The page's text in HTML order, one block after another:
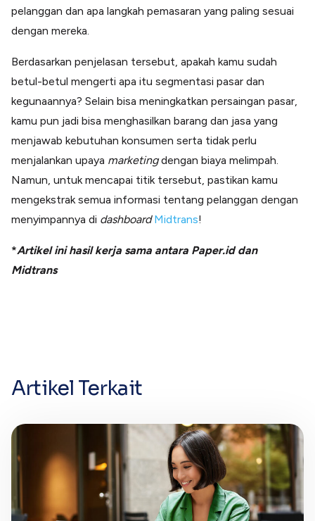
pelanggan dan apa langkah pemasaran yang paling sesuai
dengan mereka.
Berdasarkan penjelasan tersebut, apakah kamu sudah
betul-betul mengerti apa itu segmentasi pasar dan
kegunaannya? Selain bisa meningkatkan persaingan pasar,
kamu pun jadi bisa menghasilkan barang dan jasa yang
menjawab kebutuhan konsumen serta tidak perlu
menjalankan upaya marketingdengan biaya melimpah.
Namun, untuk mencapai titik tersebut, pastikan kamu
mengekstrak semua informasi tentang pelanggan dengan
menyimpannya di dashboardMidtrans!
*Artikel ini hasil kerja sama antara Paper.id dan
Midtrans
Artikel Terkait